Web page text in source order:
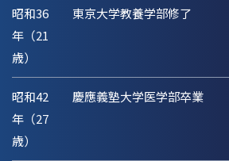
昭和36
年（21
歳）
東京大学教養学部修了
昭和42
年（27
歳）
慶應義塾大学医学部卒業